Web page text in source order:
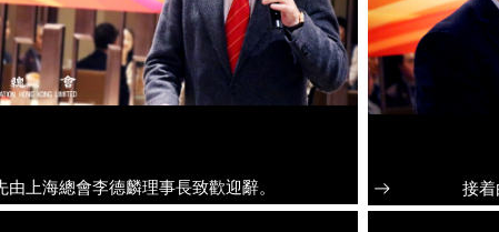
由上海總會李德麟理事長致歡迎辭。 接着